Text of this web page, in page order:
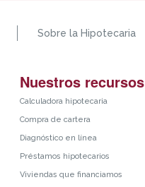
Sobre la Hipotecaria
Nuestros recursos
Calculadora hipotecaria
Compra de cartera
Diagnóstico en línea
Préstamos hipotecarios
Viviendas que financiamos